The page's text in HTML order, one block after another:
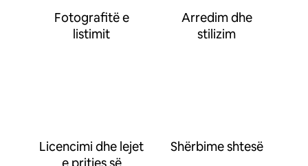
Fotografitë e
listimit
Arredim dhe
stilizim
Licencimi dhe lejet
Shërbime shtesë